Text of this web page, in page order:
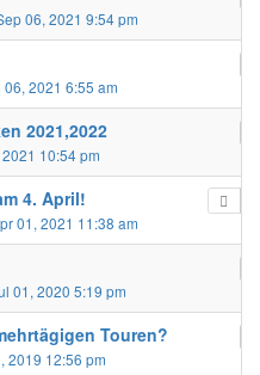
06, 2021 9:54 pm
06, 2021 6:55 am
2021,2022
10:54 pm
4. April!
01, 2021 11:38 am
01, 2020 5:19 pm
Touren?
2019 12:56 pm